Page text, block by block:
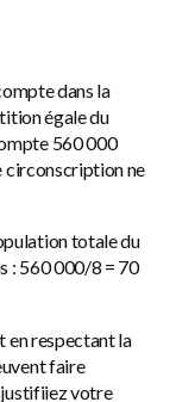
dans la
égale du
560 000
circonscription ne
totale du
: 560 000/8 = 70
en respectant la
faire
justifiiez votre